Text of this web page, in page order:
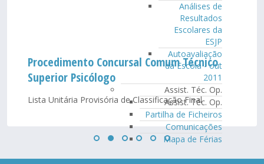
Análises de
Resultados
Escolares da
ESJP
Autoavaliação
da Escola - out
2011
Assist. Téc. Op.
Assist. Téc. Op.
Partilha de Ficheiros
Comunicações
Mapa de Férias
Procedimento Concursal Comum Técnico
Superior Psicólogo
Lista Unitária Provisória de Classificação Final